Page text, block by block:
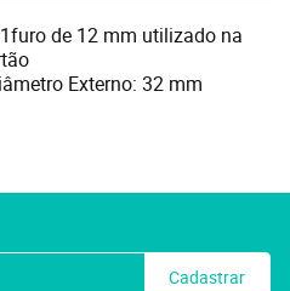
de 12 mm utilizado na
Externo: 32 mm
Cadastrar